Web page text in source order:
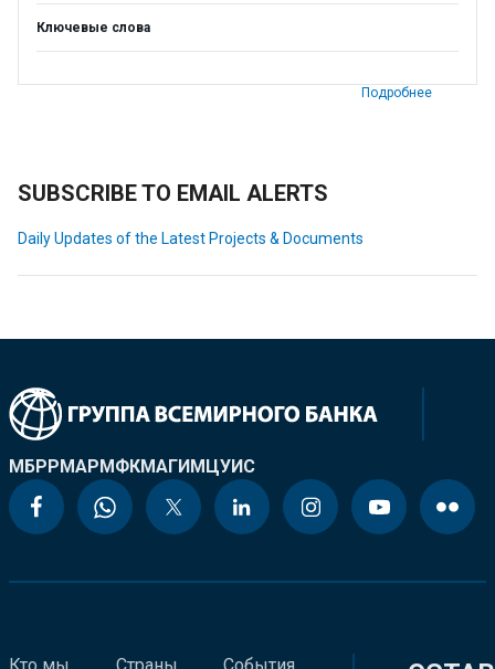
Ключевые слова
Подробнее
SUBSCRIBE TO EMAIL ALERTS
Daily Updates of the Latest Projects & Documents
МБРРМАРМФКМАГИМЦУИС